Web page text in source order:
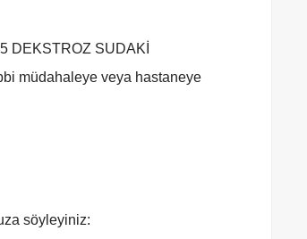
DEKSTROZ SUDAKİ
müdahaleye veya hastaneye
söyleyiniz: